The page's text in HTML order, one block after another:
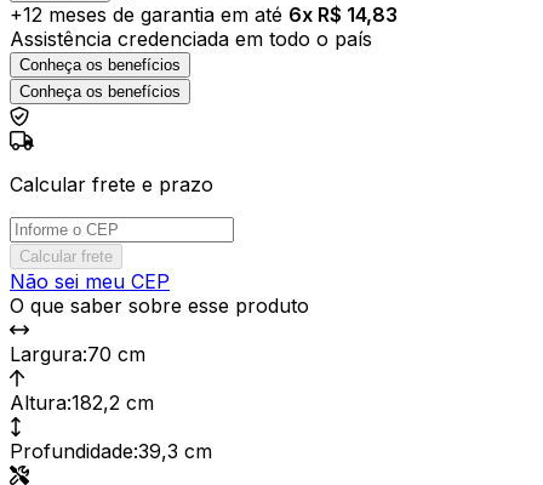
+12 meses de garantia em até 6x R$ 14,83
Assistência credenciada em todo o país
Conheça os benefícios
Conheça os benefícios
Calcular frete e prazo
Calcular frete
Não sei meu CEP
O que saber sobre esse produto
Largura:70 cm
Altura:182,2 cm
Profundidade:39,3 cm